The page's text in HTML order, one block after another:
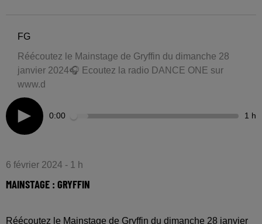
FG
Réécoutez le Mainstage de Gryffin du dimanche 28
janvier 2024🎧 Ecoutez la radio DANCE ONE sur
www.d
0:00 1 h
6 février 2024 - 1 h
MAINSTAGE : GRYFFIN
Réécoutez le Mainstage de Gryffin du dimanche 28 janvier